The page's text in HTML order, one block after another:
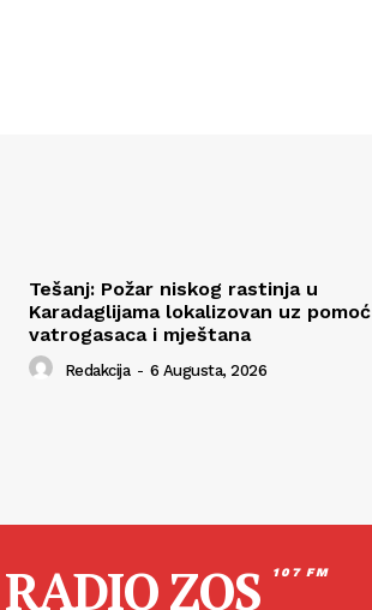
Tešanj: Požar niskog rastinja u
Karadaglijama lokalizovan uz pomoć
vatrogasaca i mještana
Redakcija - 6 Augusta, 2026
RADIO ZOS 107 FM